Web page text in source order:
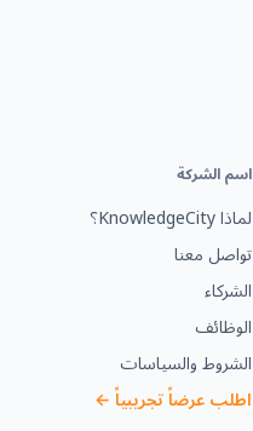
اسم الشركة
لماذا KnowledgeCity؟
تواصل معنا
الشركاء
الوظائف
الشروط والسياسات
اطلب عرضاً تجريبياً ←